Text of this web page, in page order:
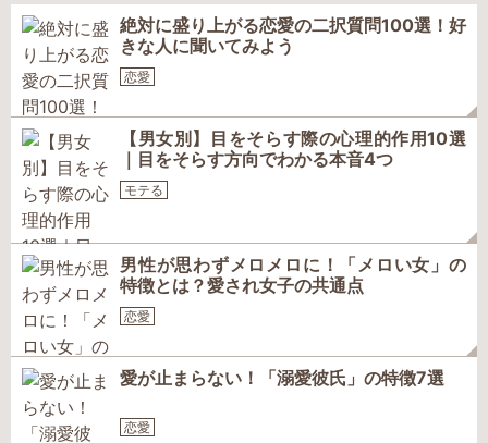
絶対に盛り上がる恋愛の二択質問100選！好
きな人に聞いてみよう
恋愛
【男女別】目をそらす際の心理的作用10選
｜目をそらす方向でわかる本音4つ
モテる
男性が思わずメロメロに！「メロい女」の
特徴とは？愛され女子の共通点
恋愛
愛が止まらない！「溺愛彼氏」の特徴7選
恋愛